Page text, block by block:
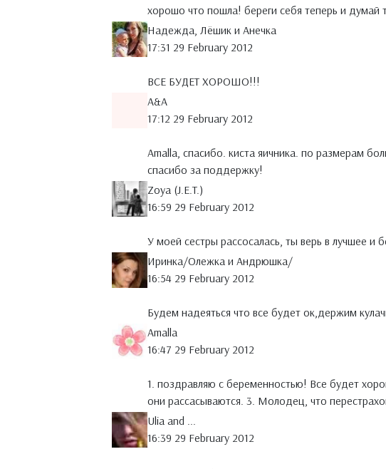
хорошо что пошла! береги себя теперь и думай
Надежда, Лёшик и Анечка
17:31 29 February 2012
ВСЕ БУДЕТ ХОРОШО!!!
A&A
17:12 29 February 2012
Amalla, спасибо. киста яичника. по размерам
спасибо за поддержку!
Zoya (J.E.T.)
16:59 29 February 2012
У моей сестры рассосалась, ты верь в лучшее и
Иринка/Олежка и Андрюшка/
16:54 29 February 2012
Будем надеяться что все будет ок,держим
Amalla
16:47 29 February 2012
1. поздравляю с беременностью! Все будет
они рассасываются. 3. Молодец, что
Ulia and ...
16:39 29 February 2012